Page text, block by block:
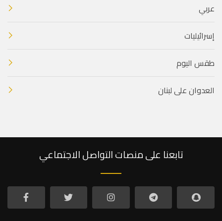
عربي
إسرائيليات
طقس اليوم
العدوان على لبنان
تابعنا على منصات التواصل الاجتماعي